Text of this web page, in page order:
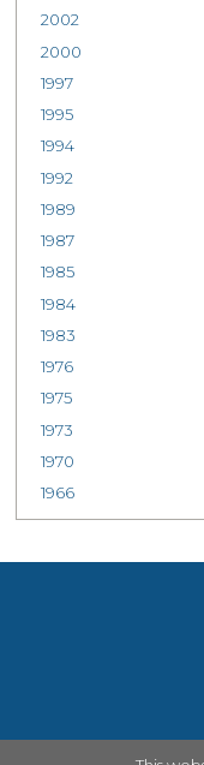
2002
2000
1997
1995
1994
1992
1989
1987
1985
1984
1983
1976
1975
1973
1970
1966